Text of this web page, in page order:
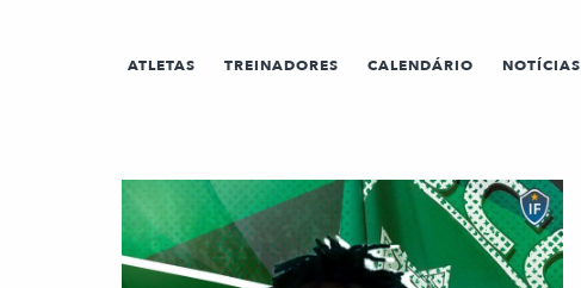
ATLETAS TREINADORES CALENDÁRIO NOTÍCIAS